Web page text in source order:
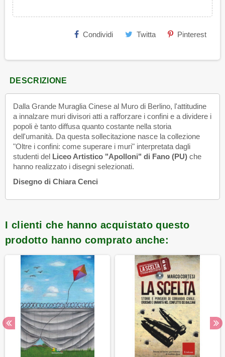
Condividi Twitta Pinterest
DESCRIZIONE
Dalla Grande Muraglia Cinese al Muro di Berlino, l'attitudine
a innalzare muri divisori atti a rafforzare i confini e a dividere i
popoli è tanto diffusa quanto costante nella storia
dell'umanità. Da questa sollecitazione nasce la collezione
"Oltre i confini: come superare i muri" interpretata dagli
studenti del Liceo Artistico "Apolloni" di Fano (PU) che
hanno realizzato i disegni selezionati.
Disegno di Chiara Cenci
I clienti che hanno acquistato questo
prodotto hanno comprato anche: